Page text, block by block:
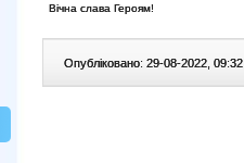
Вічна слава Героям!
Опубліковано: 29-08-2022, 09:32